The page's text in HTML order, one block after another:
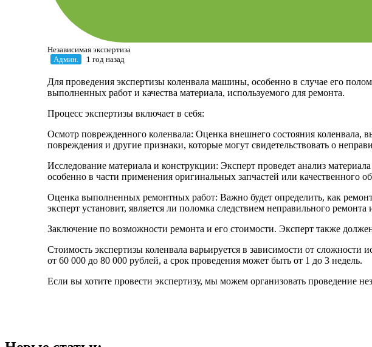
Независимая экспертиза
Админ.
1 год назад
Для проведения экспертизы коленвала машины, особенно в случае его
выполненных работ и качества материала, используемого для ремонта.
Процесс экспертизы включает в себя:
Осмотр поврежденного коленвала: Оценка внешнего состояния
повреждения и другие признаки, которые могут свидетельствовать о
Исследование материала и конструкции: Эксперт проведет анализ
особенно в части применения оригинальных запчастей или качественного
Оценка выполненных ремонтных работ: Важно будет определить, как
эксперт установит, является ли поломка следствием неправильного
Заключение по возможности ремонта и его стоимости. Эксперт также
Стоимость экспертизы коленвала варьируется в зависимости от сложности
от 60 000 до 80 000 рублей, а срок проведения может быть от 1 до 3 недель.
Если вы хотите провести экспертизу, мы можем организовать проведение